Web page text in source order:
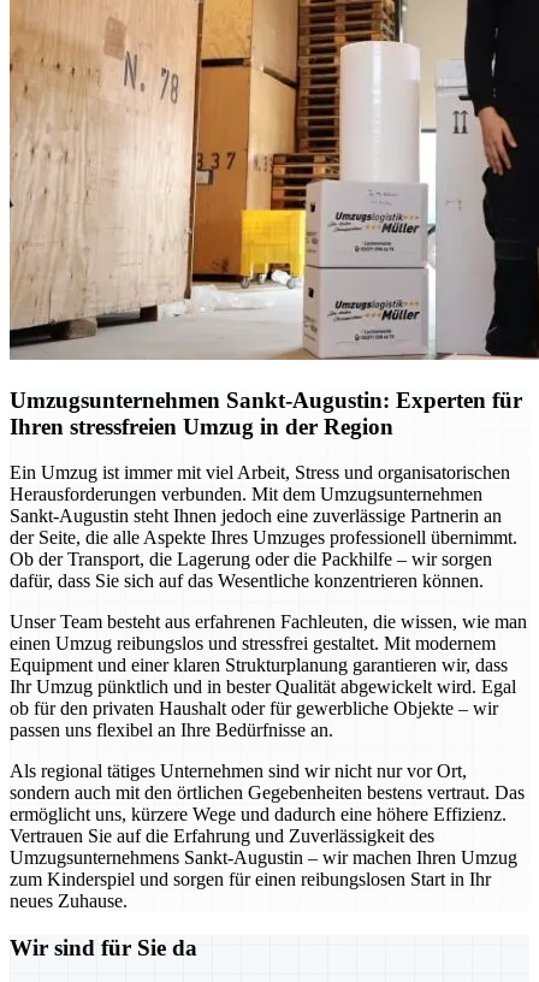
Umzugsunternehmen Sankt-Augustin: Experten für
Ihren stressfreien Umzug in der Region
Ein Umzug ist immer mit viel Arbeit, Stress und organisatorischen
Herausforderungen verbunden. Mit dem Umzugsunternehmen
Sankt-Augustin steht Ihnen jedoch eine zuverlässige Partnerin an
der Seite, die alle Aspekte Ihres Umzuges professionell übernimmt.
Ob der Transport, die Lagerung oder die Packhilfe – wir sorgen
dafür, dass Sie sich auf das Wesentliche konzentrieren können.
Unser Team besteht aus erfahrenen Fachleuten, die wissen, wie man
einen Umzug reibungslos und stressfrei gestaltet. Mit modernem
Equipment und einer klaren Strukturplanung garantieren wir, dass
Ihr Umzug pünktlich und in bester Qualität abgewickelt wird. Egal
ob für den privaten Haushalt oder für gewerbliche Objekte – wir
passen uns flexibel an Ihre Bedürfnisse an.
Als regional tätiges Unternehmen sind wir nicht nur vor Ort,
sondern auch mit den örtlichen Gegebenheiten bestens vertraut. Das
ermöglicht uns, kürzere Wege und dadurch eine höhere Effizienz.
Vertrauen Sie auf die Erfahrung und Zuverlässigkeit des
Umzugsunternehmens Sankt-Augustin – wir machen Ihren Umzug
zum Kinderspiel und sorgen für einen reibungslosen Start in Ihr
neues Zuhause.
Wir sind für Sie da